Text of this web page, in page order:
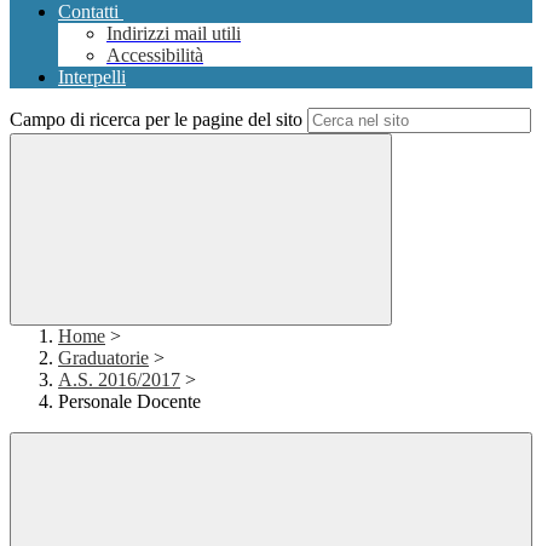
Contatti
Indirizzi mail utili
Accessibilità
Interpelli
Campo di ricerca per le pagine del sito
Home >
Graduatorie >
A.S. 2016/2017 >
Personale Docente